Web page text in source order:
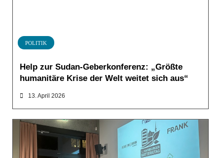
POLITIK
Help zur Sudan-Geberkonferenz: „Größte
humanitäre Krise der Welt weitet sich aus“
13. April 2026